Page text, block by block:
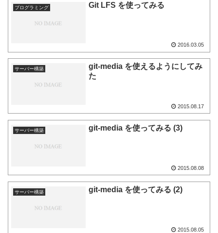
プログラミング Git LFS を使ってみる
2016.03.05
サーバー構築
git-media を使えるようにしてみ
た
2015.08.17
サーバー構築 git-media を使ってみる (3)
2015.08.08
サーバー構築 git-media を使ってみる (2)
2015.08.05